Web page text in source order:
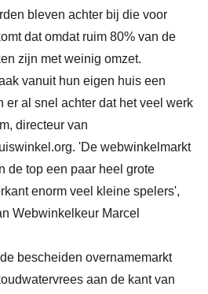
bleven achter bij die voor
dat omdat ruim 80% van de
zijn met weinig omzet.
vanuit hun eigen huis een
er al snel achter dat het veel werk
directeur van
'De webwinkelmarkt
de top een paar heel grote
enorm veel kleine spelers',
Webwinkelkeur Marcel
bescheiden overnamemarkt
aan de kant van